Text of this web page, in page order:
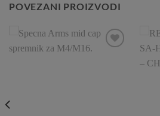
POVEZANI PROIZVODI